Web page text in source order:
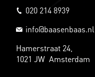
020 214 8939
info@baasenbaas.nl
Hamerstraat 24,
1021 JW Amsterdam